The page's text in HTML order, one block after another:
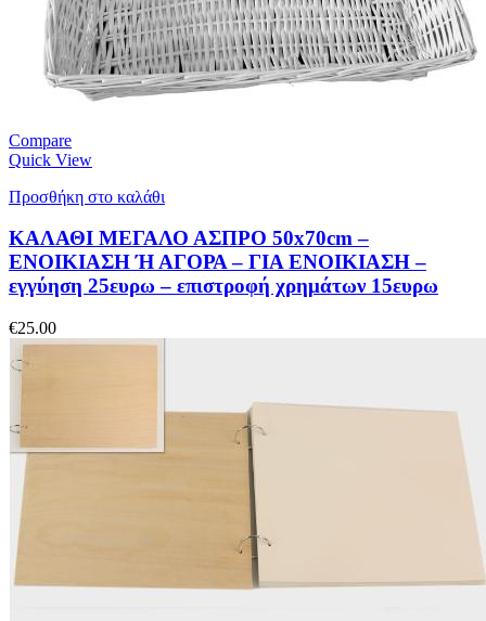
Compare
Quick View
Προσθήκη στο καλάθι
ΚΑΛΑΘΙ ΜΕΓΑΛΟ ΑΣΠΡΟ 50x70cm –
ΕΝΟΙΚΙΑΣΗ Ή ΑΓΟΡΑ – ΓΙΑ ΕΝΟΙΚΙΑΣΗ –
εγγύηση 25ευρω – επιστροφή χρημάτων 15ευρω
€25.00